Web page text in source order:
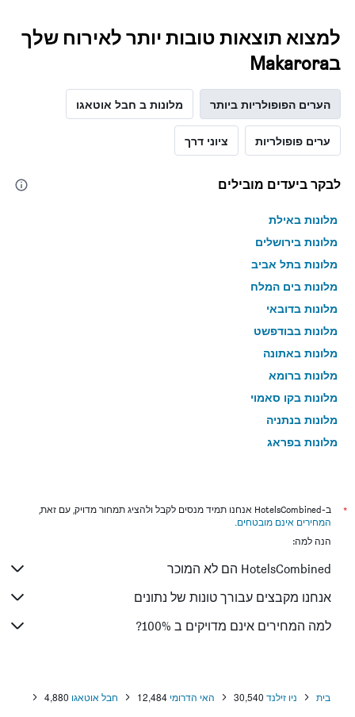
למצוא תוצאות טובות יותר לאירוח שלך
בMakarora
הערים הפופולריות ביותר מלונות ב חבל אוטאגו
ערים פופולריות ציוני דרך
לבקר ביעדים מובילים
מלונות באילת
מלונות בירושלים
מלונות בתל אביב
מלונות בים המלח
מלונות בדובאי
מלונות בבודפשט
מלונות באתונה
מלונות ברומא
מלונות בקו סאמוי
מלונות בנתניה
מלונות בפראג
מלונות בניו יורק
מלונות בבנגקוק
מלונות בבוקרשט
מלונות בפאפוס
מלונות בפאטונג
*
ב-HotelsCombined אנחנו תמיד מנסים לקבל ולהציג תמחור מדויק, עם זאת,
המחירים אינם מובטחים.
הנה למה:
HotelsCombined הם לא המוכר
אנחנו מקבצים עבורך טונות של נתונים
למה המחירים אינם מדויקים ב 100%?
בית ניו זילנד 30,540 האי הדרומי 12,484 חבל אוטאגו 4,880